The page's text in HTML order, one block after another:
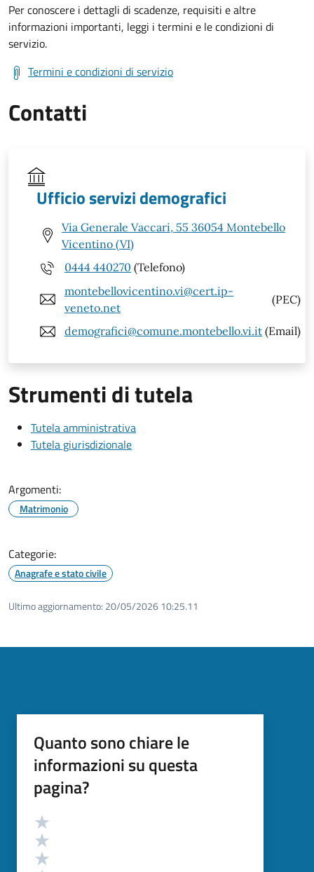
Per conoscere i dettagli di scadenze, requisiti e altre
informazioni importanti, leggi i termini e le condizioni di
servizio.
Termini e condizioni di servizio
Contatti
Ufficio servizi demografici
Via Generale Vaccari, 55 36054 Montebello
Vicentino (VI)
0444 440270 (Telefono)
montebellovicentino.vi@cert.ip-
veneto.net
(PEC)
demografici@comune.montebello.vi.it (Email)
Strumenti di tutela
Tutela amministrativa
Tutela giurisdizionale
Argomenti:
Matrimonio
Categorie:
Anagrafe e stato civile
Ultimo aggiornamento: 20/05/2026 10:25.11
Quanto sono chiare le
informazioni su questa
pagina?
Valutazione